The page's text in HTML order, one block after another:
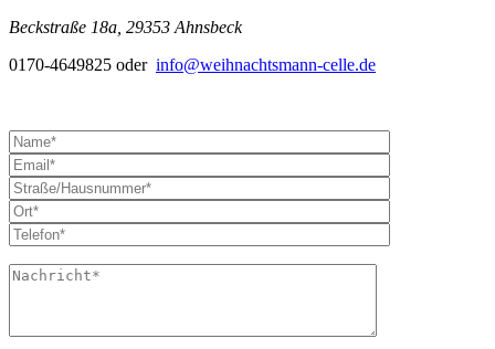
Beckstraße 18a, 29353 Ahnsbeck
0170-4649825 oder info@weihnachtsmann-celle.de